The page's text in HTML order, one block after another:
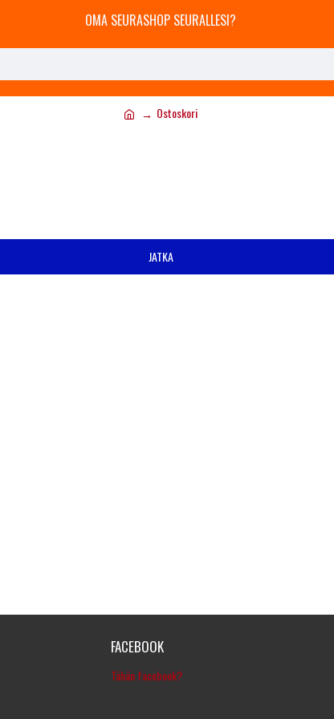
OMA SEURASHOP SEURALLESI?
Ostoskori
JATKA
FACEBOOK
Tähän facebook?